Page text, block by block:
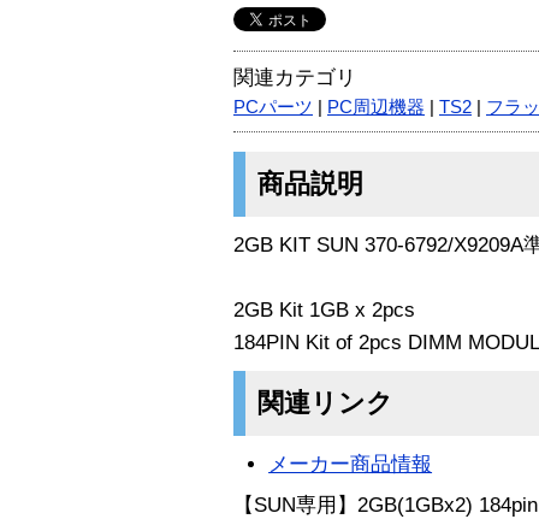
関連カテゴリ
PCパーツ PC周辺機器 TS2 フラ
商品説明
2GB KIT SUN 370-6792/X9209A
2GB Kit 1GB x 2pcs
184PIN Kit of 2pcs DIMM
関連リンク
メーカー商品情報
【SUN専用】2GB(1GBx2)